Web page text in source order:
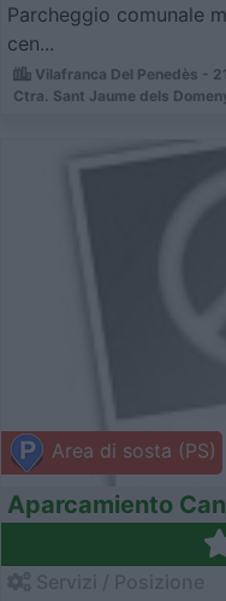
Parcheggio comunale
cen...
Vilafranca Del Penedès -
Ctra. Sant Jaume dels
Area di sosta (PS)
Aparcamiento